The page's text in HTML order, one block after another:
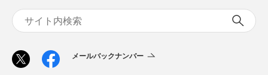
メールバックナンバー